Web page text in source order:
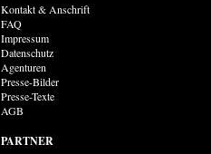
Kontakt & Anschrift
FAQ
Impressum
Datenschutz
Agenturen
Presse-Bilder
Presse-Texte
AGB
PARTNER